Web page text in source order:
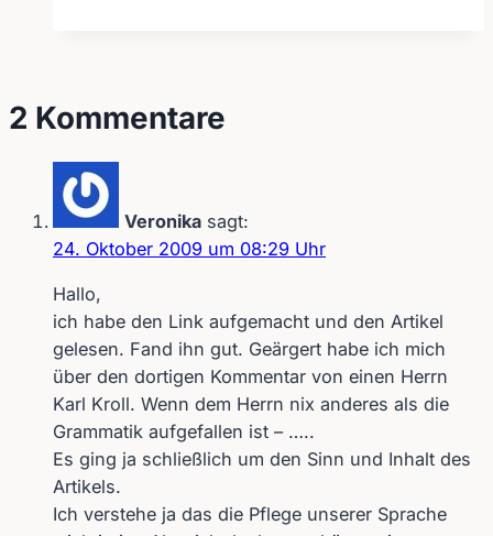
übergangen
2 Kommentare
Veronika sagt:
24. Oktober 2009 um 08:29 Uhr
Hallo,
ich habe den Link aufgemacht und den Artikel
gelesen. Fand ihn gut. Geärgert habe ich mich
über den dortigen Kommentar von einen Herrn
Karl Kroll. Wenn dem Herrn nix anderes als die
Grammatik aufgefallen ist – …..
Es ging ja schließlich um den Sinn und Inhalt des
Artikels.
Ich verstehe ja das die Pflege unserer Sprache